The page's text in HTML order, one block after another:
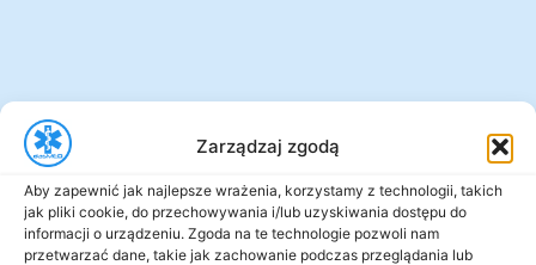
Zarządzaj zgodą
Aby zapewnić jak najlepsze wrażenia, korzystamy z technologii, takich
jak pliki cookie, do przechowywania i/lub uzyskiwania dostępu do
informacji o urządzeniu. Zgoda na te technologie pozwoli nam
przetwarzać dane, takie jak zachowanie podczas przeglądania lub